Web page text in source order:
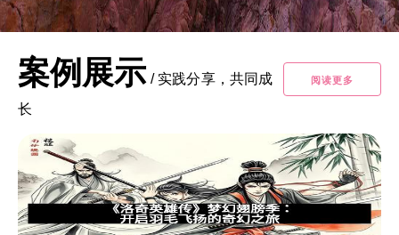
案例展示 / 实践分享，共同成
长
阅读更多